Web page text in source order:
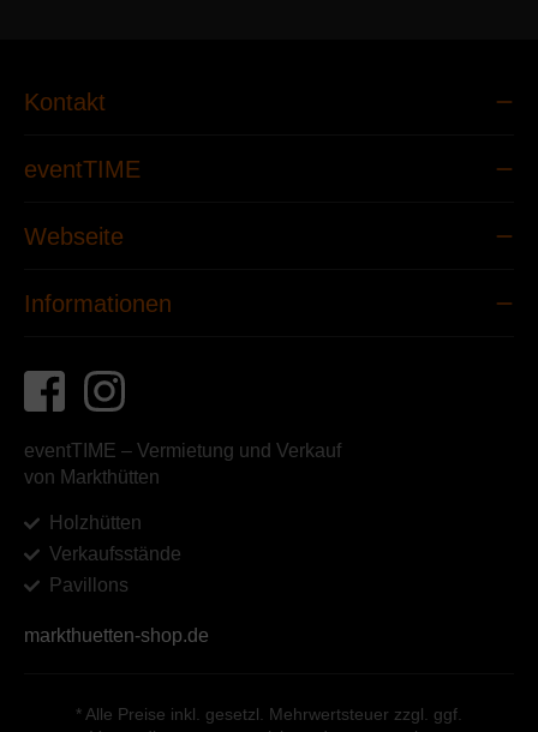
Kontakt
eventTIME
Webseite
Informationen
eventTIME – Vermietung und Verkauf
von Markthütten
Holzhütten
Verkaufsstände
Pavillons
markthuetten-shop.de
* Alle Preise inkl. gesetzl. Mehrwertsteuer zzgl. ggf.